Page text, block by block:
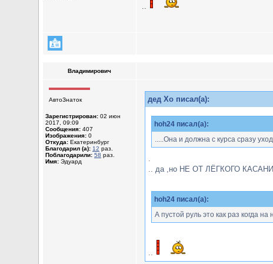
..
Владимирович
АвтоЗнаток
Зарегистрирован: 02 июн
2017, 09:09
Сообщения: 407
Изображения: 0
Откуда: Екатеринбург
Благодарил (а): 12 раз.
Поблагодарили: 58 раз.
Имя: Эдуард
дед Хо писал(а):
hoh24 писал(а):
.....Она и должна с курса сразу
.
.. да ,но НЕ ОТ ЛЁГКОГО
hoh24 писал(а):
А пустой руль это как раз когда на
..